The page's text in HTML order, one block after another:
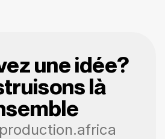
une idée?
là